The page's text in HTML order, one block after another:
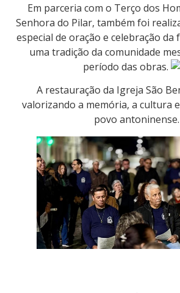
Em parceria com o Terço dos
Senhora do Pilar, também foi
especial de oração e celebração da
uma tradição da comunidade
período das obras.
A restauração da Igreja São
valorizando a memória, a cultura
povo antoninense.